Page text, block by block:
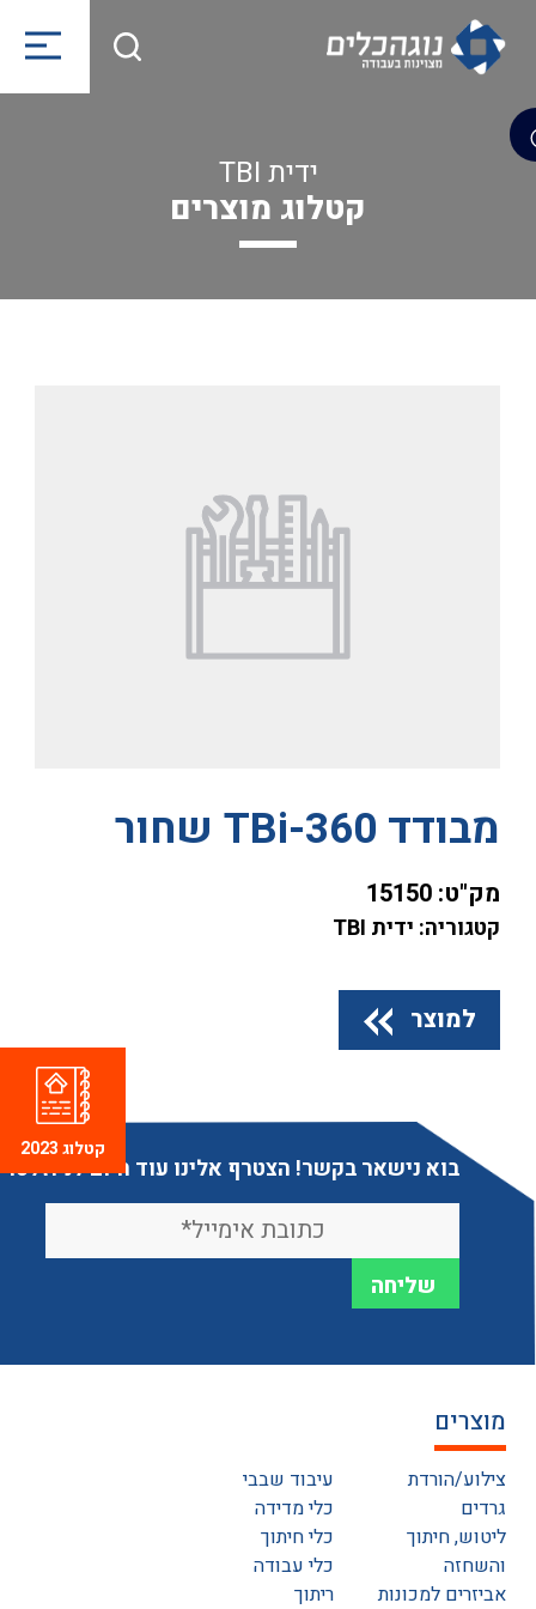
ידית TBI
קטלוג מוצרים
מבודד TBi-360 שחור
מק"ט: 15150
קטגוריה: ידית TBI
למוצר
בוא נישאר בקשר! הצטרף אלינו עוד היום לניוזלטר
מוצרים
צילוע/הורדת
גרדים
ליטוש, חיתוך
והשחזה
אביזרים למכונות
עיבוד שבבי
כלי מדידה
כלי חיתוך
כלי עבודה
ריתוך
קטלוג 2023